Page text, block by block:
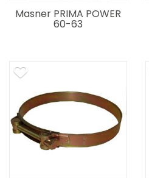
Masner PRIMA POWER
60-63